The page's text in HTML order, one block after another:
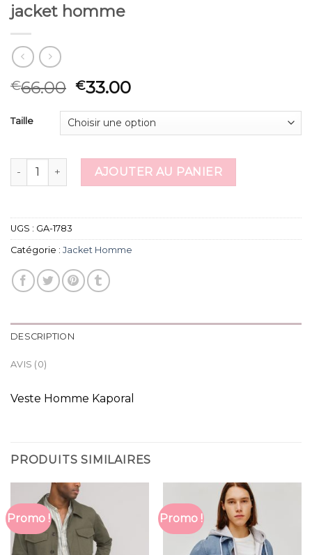
jacket homme
€66.00 €33.00
Taille
quantité de jacket hommeAJOUTER AU PANIER
UGS : GA-1783
Catégorie : Jacket Homme
DESCRIPTION
AVIS (0)
Veste Homme Kaporal
PRODUITS SIMILAIRES
Promo ! Promo !